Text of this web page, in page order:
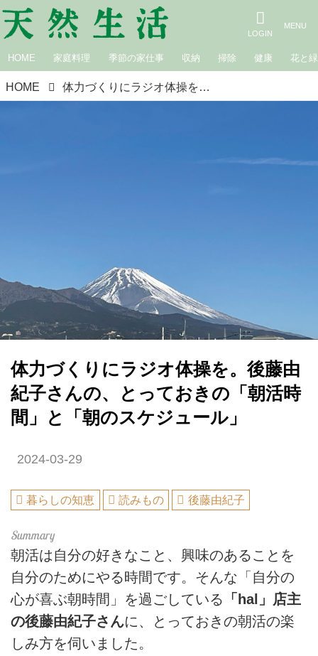
HOME 家庭料理 季節の家仕事 収納 掃除 健康 花と緑
HOME 体力づくりにラジオ体操を。後藤由紀子さんの、とっておきの「朝活時間」と「朝のスケジュール」
体力づくりにラジオ体操を。後藤由
紀子さんの、とっておきの「朝活時
間」と「朝のスケジュール」
2024-03-29
暮らしの知恵 読みもの 後藤由紀子
朝活は自分の好きなこと、興味のあることを
自分のためにやる時間です。そんな「自分の
心が喜ぶ朝時間」を過ごしている 「hal」店主
の後藤由紀子さんに、とっておきの朝活の楽
しみ方を伺いました。